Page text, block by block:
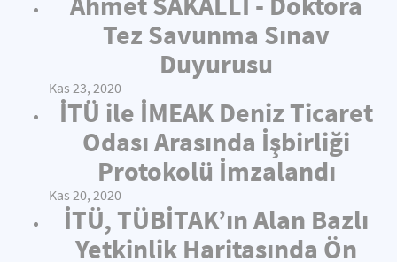
Tez Savunma Sınav
Duyurusu
Kas 23, 2020
İTÜ ile İMEAK Deniz Ticaret
Odası Arasında İşbirliği
Protokolü İmzalandı
Kas 20, 2020
İTÜ, TÜBİTAK’ın Alan Bazlı
Yetkinlik Haritasında Ön